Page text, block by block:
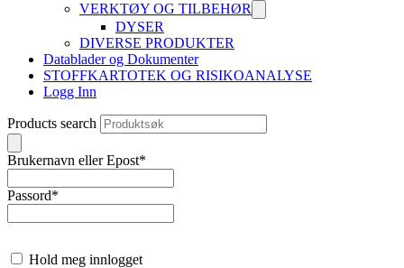
VERKTØY OG TILBEHØR
DYSER
DIVERSE PRODUKTER
Datablader og Dokumenter
STOFFKARTOTEK OG RISIKOANALYSE
Logg Inn
Products search
Brukernavn eller Epost*
Passord*
Hold meg innlogget